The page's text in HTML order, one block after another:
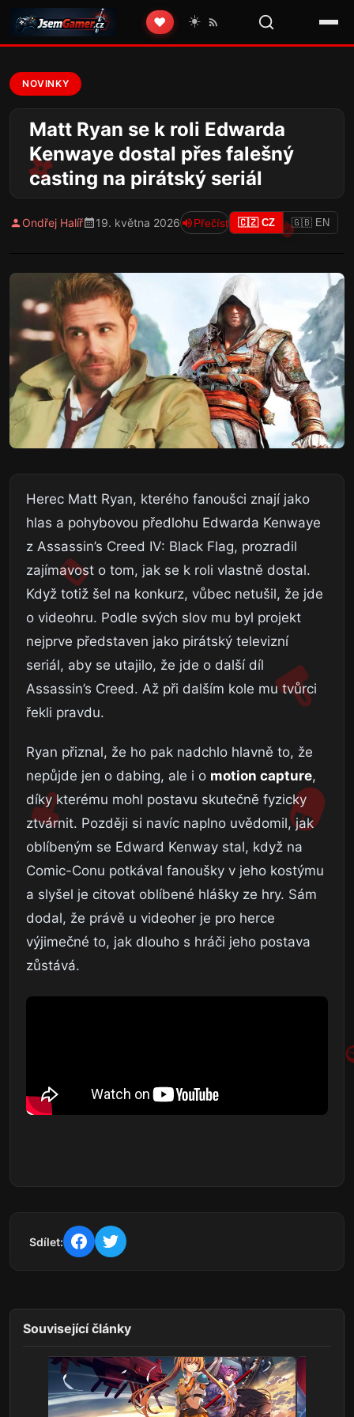
❤️ ☀️
NOVINKY
Matt Ryan se k roli Edwarda
Kenwaye dostal přes falešný
casting na pirátský seriál
Ondřej Halíř 19. května 2026 Přečíst 🇨🇿 CZ 🇬🇧 EN
Herec Matt Ryan, kterého fanoušci znají jako
hlas a pohybovou předlohu Edwarda Kenwaye
z Assassin’s Creed IV: Black Flag, prozradil
zajímavost o tom, jak se k roli vlastně dostal.
Když totiž šel na konkurz, vůbec netušil, že jde
o videohru. Podle svých slov mu byl projekt
nejprve představen jako pirátský televizní
seriál, aby se utajilo, že jde o další díl
Assassin’s Creed. Až při dalším kole mu tvůrci
řekli pravdu.
Ryan přiznal, že ho pak nadchlo hlavně to, že
nepůjde jen o dabing, ale i o motion capture,
díky kterému mohl postavu skutečně fyzicky
ztvárnit. Později si navíc naplno uvědomil, jak
oblíbeným se Edward Kenway stal, když na
Comic-Conu potkával fanoušky v jeho kostýmu
a slyšel je citovat oblíbené hlášky ze hry. Sám
dodal, že právě u videoher je pro herce
výjimečné to, jak dlouho s hráči jeho postava
zůstává.
Sdílet:
Související články